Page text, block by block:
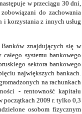
w przeciągu 30 dni,
do zachowania
korzystania z innych usług
znajdujących się w
całego systemu bankowego
sektora bankowego
największych bankach.
na rachunkach
- rentowność kapitału
początkach 2009 r. tylko 0,3
osobom fizycznym